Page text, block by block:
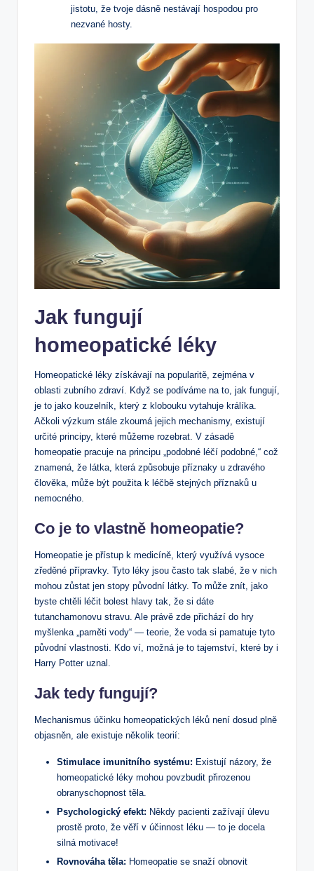
jistotu, že tvoje dásně nestávají hospodou pro
nezvané hosty.
Jak fungují
homeopatické léky
Homeopatické léky získávají na popularitě, zejména v
oblasti zubního zdraví. Když se podíváme na to, jak fungují,
je to jako kouzelník, který z klobouku vytahuje králíka.
Ačkoli výzkum stále zkoumá jejich mechanismy, existují
určité principy, které můžeme rozebrat. V zásadě
homeopatie pracuje na principu „podobné léčí podobné,“ což
znamená, že látka, která způsobuje příznaky u zdravého
člověka, může být použita k léčbě stejných příznaků u
nemocného.
Co je to vlastně homeopatie?
Homeopatie je přístup k medicíně, který využívá vysoce
zředěné přípravky. Tyto léky jsou často tak slabé, že v nich
mohou zůstat jen stopy původní látky. To může znít, jako
byste chtěli léčit bolest hlavy tak, že si dáte
tutanchamonovu stravu. Ale právě zde přichází do hry
myšlenka „paměti vody“ — teorie, že voda si pamatuje tyto
původní vlastnosti. Kdo ví, možná je to tajemství, které by i
Harry Potter uznal.
Jak tedy fungují?
Mechanismus účinku homeopatických léků není dosud plně
objasněn, ale existuje několik teorií:
Stimulace imunitního systému: Existují názory, že
homeopatické léky mohou povzbudit přirozenou
obranyschopnost těla.
Psychologický efekt: Někdy pacienti zažívají úlevu
prostě proto, že věří v účinnost léku — to je docela
silná motivace!
Rovnováha těla: Homeopatie se snaží obnovit